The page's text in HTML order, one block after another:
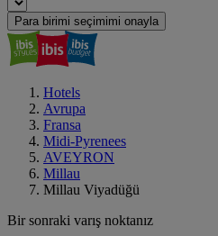
Para birimi seçimimi onayla
Hotels
Avrupa
Fransa
Midi-Pyrenees
AVEYRON
Millau
Millau Viyadüğü
Bir sonraki varış noktanız